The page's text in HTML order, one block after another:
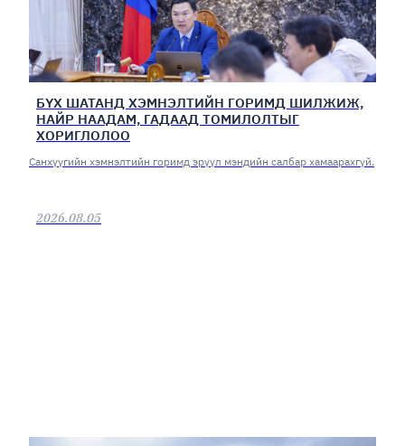
БҮХ ШАТАНД ХЭМНЭЛТИЙН ГОРИМД ШИЛЖИЖ,
НАЙР НААДАМ, ГАДААД ТОМИЛОЛТЫГ
ХОРИГЛОЛОО
Санхүүгийн хэмнэлтийн горимд эрүүл мэндийн салбар хамаарахгүй.
2026.08.05